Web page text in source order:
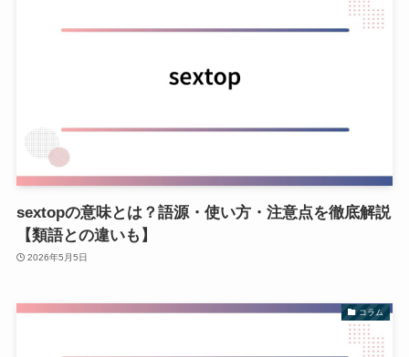
sextopの意味とは？語源・使い方・注意点を徹底解説
【類語との違いも】
2026年5月5日
コラム